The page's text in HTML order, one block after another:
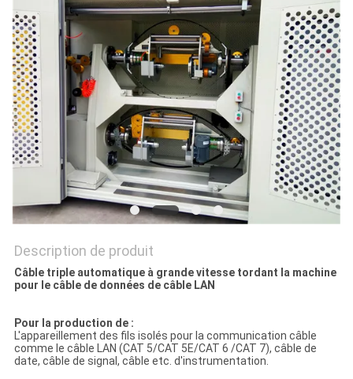
PLAN
DU
SITE
POLITIQUE
DE
CONFIDENTIALITÉ
Description de produit
Câble triple automatique à grande vitesse tordant la machine
pour le câble de données de câble LAN
Pour la production de :
L'appareillement des fils isolés pour la communication câble
comme le câble LAN (CAT 5/CAT 5E/CAT 6 /CAT 7), câble de
date, câble de signal, câble etc. d'instrumentation.